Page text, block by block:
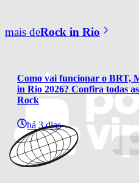
mais deRock in Rio
Como vai funcionar o BRT,
in Rio 2026? Confira todas
Rock
há 3 dias